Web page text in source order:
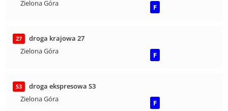
Zielona Góra
F
27
droga krajowa 27
Zielona Góra
F
S3
droga ekspresowa S3
Zielona Góra
F